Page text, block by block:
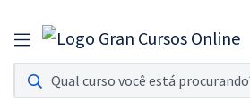
Assinatura Ilimitada 11
Acesso a todos os cursos. Teste grátis por 7 dias!